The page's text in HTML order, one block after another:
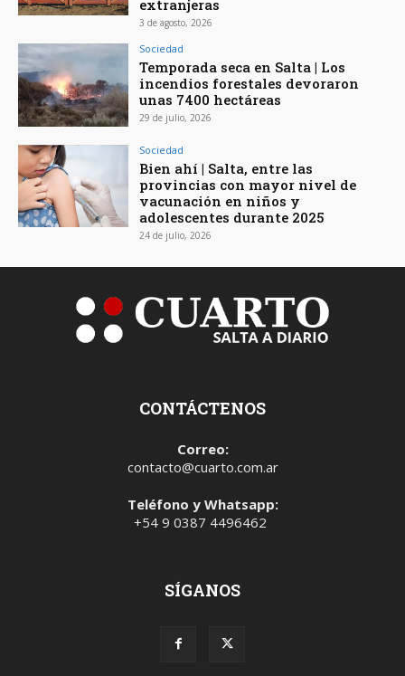
extranjeras
3 de agosto, 2026
Sociedad
Temporada seca en Salta | Los
incendios forestales devoraron
unas 7400 hectáreas
29 de julio, 2026
Sociedad
Bien ahí | Salta, entre las
provincias con mayor nivel de
vacunación en niños y
adolescentes durante 2025
24 de julio, 2026
CONTÁCTENOS
Correo:
contacto@cuarto.com.ar
Teléfono y Whatsapp:
+54 9 0387 4496462
SÍGANOS